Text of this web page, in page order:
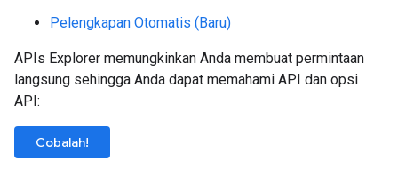
Pelengkapan Otomatis (Baru)
APIs Explorer memungkinkan Anda membuat permintaan
langsung sehingga Anda dapat memahami API dan opsi
API:
Cobalah!